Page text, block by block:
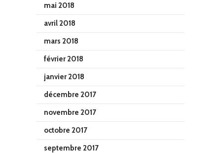
mai 2018
avril 2018
mars 2018
février 2018
janvier 2018
décembre 2017
novembre 2017
octobre 2017
septembre 2017